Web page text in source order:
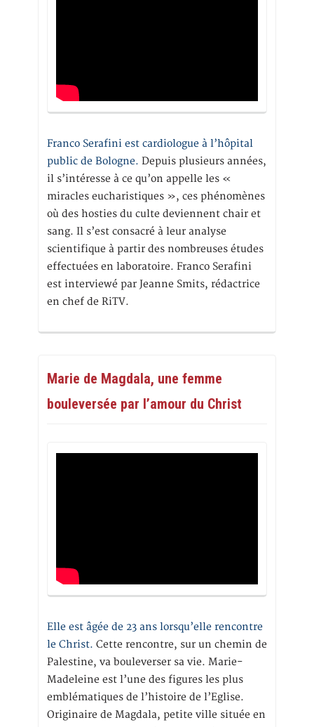
Franco Serafini est cardiologue à l’hôpital
public de Bologne. Depuis plusieurs années,
il s’intéresse à ce qu’on appelle les «
miracles eucharistiques », ces phénomènes
où des hosties du culte deviennent chair et
sang. Il s’est consacré à leur analyse
scientifique à partir des nombreuses études
effectuées en laboratoire. Franco Serafini
est interviewé par Jeanne Smits, rédactrice
en chef de RiTV.
Marie de Magdala, une femme
bouleversée par l’amour du Christ
Elle est âgée de 23 ans lorsqu’elle rencontre
le Christ. Cette rencontre, sur un chemin de
Palestine, va bouleverser sa vie. Marie-
Madeleine est l’une des figures les plus
emblématiques de l’histoire de l’Eglise.
Originaire de Magdala, petite ville située en